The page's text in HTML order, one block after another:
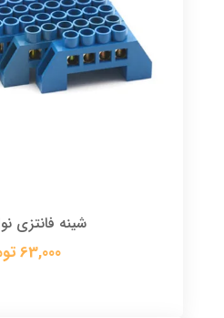
شینه فانتزی
63,000 تومان